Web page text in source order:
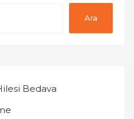
Ara
Bedava